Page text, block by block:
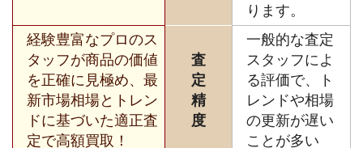
ります。
経験豊富なプロのス
タッフが商品の価値
を正確に見極め、最
新市場相場とトレン
ドに基づいた適正査
定で高額買取！
査
定
精
度
一般的な査定
スタッフによ
る評価で、ト
レンドや相場
の更新が遅い
ことが多い